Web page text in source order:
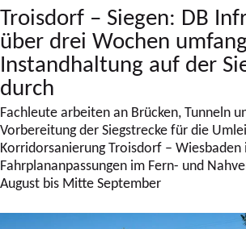
Troisdorf – Siegen: DB
über drei Wochen
Instandhaltung auf der
durch
Fachleute arbeiten an Brücken, Tunneln
Vorbereitung der Siegstrecke für die
Korridorsanierung Troisdorf – Wiesbaden
Fahrplananpassungen im Fern- und
August bis Mitte September